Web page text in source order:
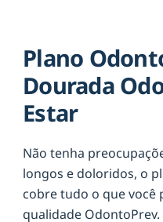
Plano
Dourada
Estar
Não tenha
longos e doloridos, o
cobre tudo o que você
qualidade